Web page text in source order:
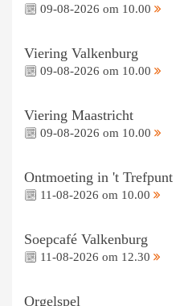
09-08-2026 om 10.00
Viering Valkenburg
09-08-2026 om 10.00
Viering Maastricht
09-08-2026 om 10.00
Ontmoeting in 't Trefpunt
11-08-2026 om 10.00
Soepcafé Valkenburg
11-08-2026 om 12.30
Orgelspel